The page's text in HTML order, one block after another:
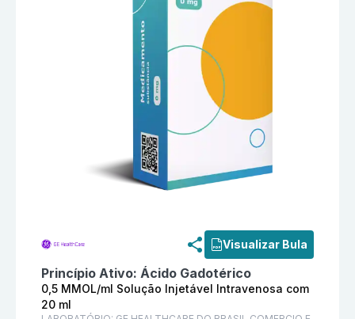
Visualizar Bula
Princípio Ativo: Ácido Gadotérico
0,5 MMOL/ml Solução Injetável Intravenosa com
20 ml